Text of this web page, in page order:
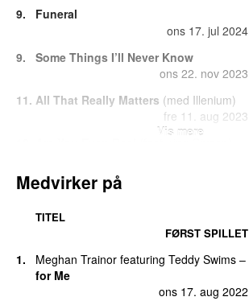
9.
Funeral
ons 17. jul 2024
9.
Some Things I’ll Never Know
ons 22. nov 2023
11. All That Really Matters (med Illenium)
fre 11. aug 2023
12. Hammer to the Heart
Some Things I’ll Never Know
Vis mere
Medvirker på
TITEL
FØRST SPILLET
1. Meghan Trainor featuring Teddy Swims –
for Me
ons 17. aug 2022